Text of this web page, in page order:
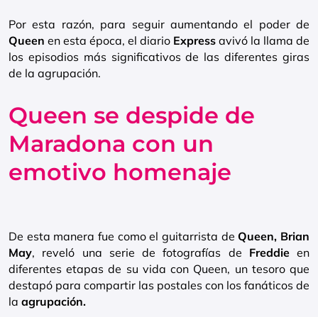
Por esta razón, para seguir aumentando el poder de
Queen en esta época, el diario Express avivó la llama de
los episodios más significativos de las diferentes giras
de la agrupación.
Queen se despide de
Maradona con un
emotivo homenaje
De esta manera fue como el guitarrista de Queen, Brian
May, reveló una serie de fotografías de Freddieen
diferentes etapas de su vida con Queen, un tesoro que
destapó para compartir las postales con los fanáticos de
la agrupación.